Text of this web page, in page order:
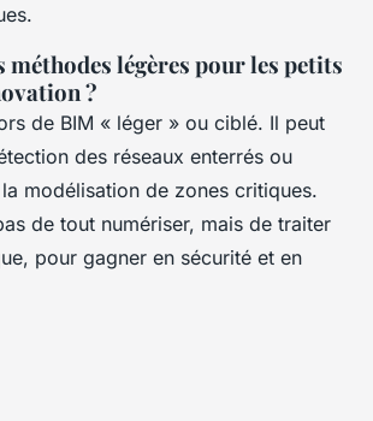
légères pour les petits
?
de BIM « léger » ou ciblé. Il peut
des réseaux enterrés ou
modélisation de zones critiques.
de tout numériser, mais de traiter
pour gagner en sécurité et en